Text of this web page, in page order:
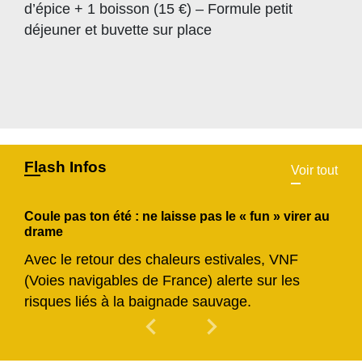
d’épice + 1 boisson (15 €) – Formule petit
déjeuner et buvette sur place
Flash Infos Voir tout
Coule pas ton été : ne laisse pas le « fun » virer au
drame
Avec le retour des chaleurs estivales, VNF
(Voies navigables de France) alerte sur les
risques liés à la baignade sauvage.
chevron_left Previous
chevron_right